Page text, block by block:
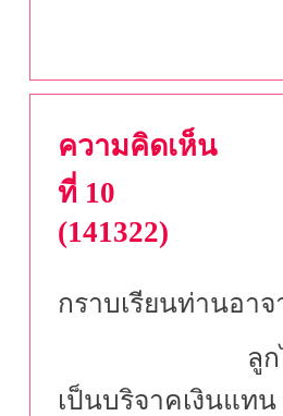
ความคิดเห็น
ที่ 10
(141322)
กราบเรียนท่านอา
ลูกไปหาซื้อเก้
เป็นบริจาคเงินแ